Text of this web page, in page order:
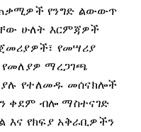
የንግድ ልውውጥ
ሁለት እርምጃዎች
የመሣሪያ
የመለያዎ ማረጋገጫ
የተለመዱ መሰናክሎች
ቀደም ብሎ ማስተናገድ
እና የክፍያ አቅራቢዎችን